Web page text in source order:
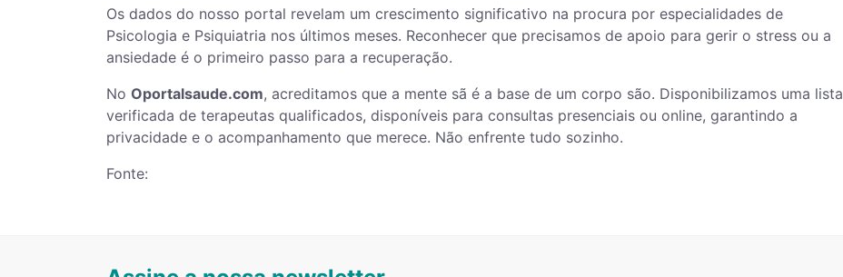
Os dados do nosso portal revelam um crescimento significativo na procura por especialidades de
Psicologia e Psiquiatria nos últimos meses. Reconhecer que precisamos de apoio para gerir o stress ou a
ansiedade é o primeiro passo para a recuperação.
No Oportalsaude.com, acreditamos que a mente sã é a base de um corpo são. Disponibilizamos uma lista
verificada de terapeutas qualificados, disponíveis para consultas presenciais ou online, garantindo a
privacidade e o acompanhamento que merece. Não enfrente tudo sozinho.
Fonte: